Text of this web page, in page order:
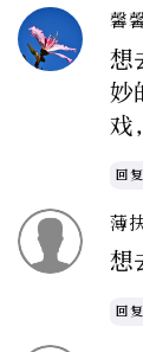
馨
想
妙
戏
回
薄
想
回